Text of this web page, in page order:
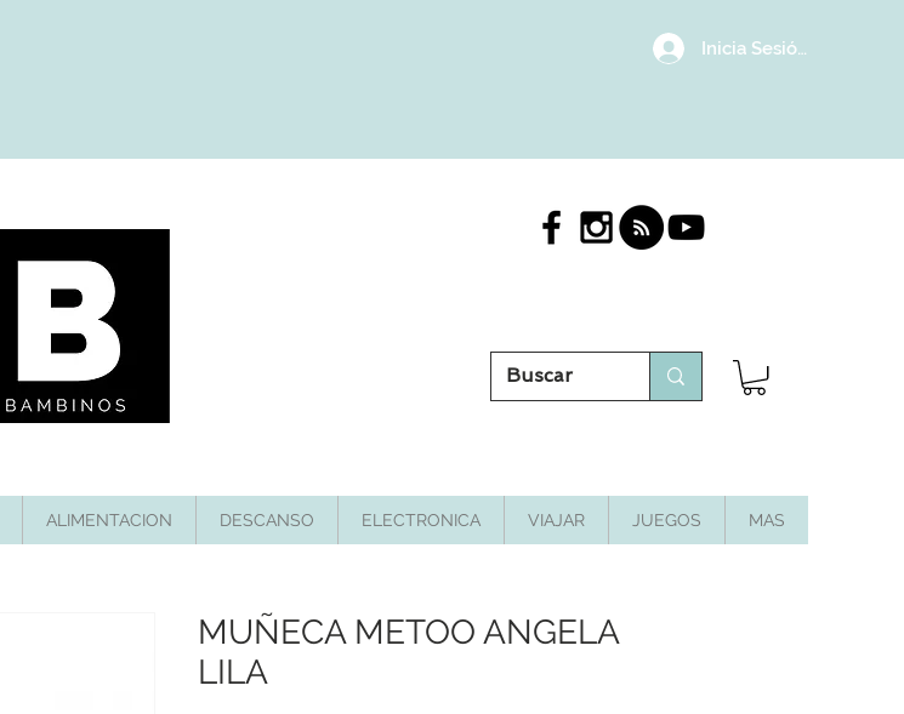
Inicia Sesión/
ALIMENTACION DESCANSO ELECTRONICA VIAJAR JUEGOS MAS
MUÑECA METOO ANGELA
LILA